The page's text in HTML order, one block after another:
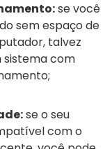
se você
sem espaço de
talvez
sistema com
se o seu
com o